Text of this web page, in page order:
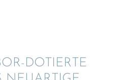
DOTIERTE